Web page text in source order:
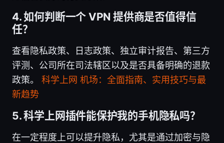
4. 如何判断一个 VPN 提供商是否值得信
任？
查看隐私政策、日志政策、独立审计报告、第三方
评测、公司所在司法辖区以及是否具备明确的退款
政策。 科学上网 机场：全面指南、实用技巧与最
新趋势
5. 科学上网插件能保护我的手机隐私吗？
在一定程度上可以提升隐私，尤其是通过加密与隐